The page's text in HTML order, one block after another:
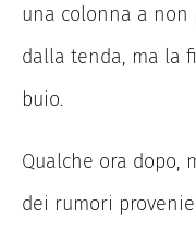
una colonna a non
dalla tenda, ma la
buio.
Qualche ora dopo,
dei rumori